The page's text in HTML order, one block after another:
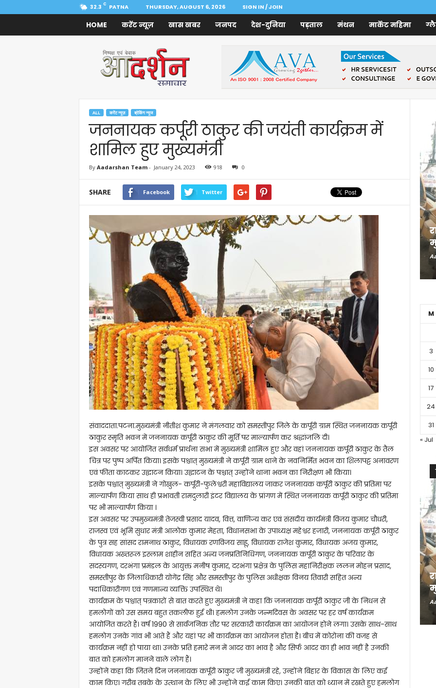
32.3 C PATNA THURSDAY, AUGUST 6, 2026 SIGN IN / JOIN
HOME करेंट न्यूज़ खास खबर जनपद देश-दुनिया पड़ताल मंथन मार्केट महिमा
Samachar
ALL करेंट न्यूज़ ब्रेकिंग न्यूज
जननायक कर्पूरी ठाकुर की जयंती कार्यक्रम में
शामिल हुए मुख्यमंत्री
By Aadarshan Team- January 24, 2023 918 0
SHARE Facebook Twitter
संवाददाता.पटना.मुख्यमंत्री नीतीश कुमार ने मंगलवार को समस्तीपुर जिले के कर्पूरी ग्राम स्थित जननायक कर्पूरी
ठाकुर स्मृति भवन में जननायक कर्पूरी ठाकुर की मूर्ति पर माल्यार्पण कर श्रद्धांजलि दी।
इस अवसर पर आयोजित सर्वधर्म प्रार्थना सभा में मुख्यमंत्री शामिल हुए और वहां जननायक कर्पूरी ठाकुर के तैल
चित्र पर पुष्प अर्पित किया। इसके पश्चात् मुख्यमंत्री ने कर्पूरी ग्राम थाने के नवनिर्मित भवन का शिलापट्ट अनावरण
एवं फीता काटकर उद्घाटन किया। उद्घाटन के पश्चात् उन्होंने थाना भवन का निरीक्षण भी किया।
इसके पश्चात् मुख्यमंत्री ने गोखुल- कर्पूरी-फुलेश्वरी महाविद्यालय जाकर जननायक कर्पूरी ठाकुर की प्रतिमा पर
माल्यार्पण किया साथ ही प्रभावती रामदुलारी इंटर विद्यालय के प्रांगण में स्थित जननायक कर्पूरी ठाकुर की प्रतिमा
पर भी माल्यार्पण किया ।
इस अवसर पर उपमुख्यमंत्री तेजस्वी प्रसाद यादव, वित्त, वाणिज्य कर एवं संसदीय कार्यमंत्री विजय कुमार चौधरी,
राजस्व एवं भूमि सुधार मंत्री आलोक कुमार मेहता, विधानसभा के उपाध्यक्ष महेश्वर हजारी, जननायक कर्पूरी ठाकुर
के पुत्र सह सांसद रामनाथ ठाकुर, विधायक रणविजय साहू, विधायक राजेश कुमार, विधायक अजय कुमार,
विधायक अख्तरूल इस्लाम शाहीन सहित अन्य जनप्रतिनिधिगण, जननायक कर्पूरी ठाकुर के परिवार के
सदस्यगण, दरभंगा प्रमंडल के आयुक्त मनीष कुमार, दरभंगा प्रक्षेत्र के पुलिस महानिरीक्षक ललन मोहन प्रसाद,
समस्तीपुर के जिलाधिकारी योगेंद्र सिंह और समस्तीपुर के पुलिस अधीक्षक विनय तिवारी सहित अन्य
पदाधिकारीगण एवं गणमान्य व्यक्ति उपस्थित थे।
कार्यक्रम के पश्चात् पत्रकारों से बात करते हुए मुख्यमंत्री ने कहा कि जननायक कर्पूरी ठाकुर जी के निधन से
हमलोगों को उस समय बहुत तकलीफ हुई थी। हमलोग उनके जन्मदिवस के अवसर पर हर वर्ष कार्यक्रम
आयोजित करते हैं। वर्ष 1990 से सार्वजनिक तौर पर सरकारी कार्यक्रम का आयोजन होने लगा। उसके साथ-साथ
हमलोग उनके गांव भी आते हैं और यहां पर भी कार्यक्रम का आयोजन होता है। बीच में कोरोना की वजह से
कार्यक्रम नहीं हो पाया था। उनके प्रति हमारे मन में आदर का भाव है और सिर्फ आदर का ही भाव नहीं है उनकी
बात को हमलोग मानने वाले लोग हैं।
उन्होंने कहा कि जितने दिन जननायक कर्पूरी ठाकुर जी मुख्यमंत्री रहे, उन्होंने बिहार के विकास के लिए कई
काम किए। गरीब तबके के उत्थान के लिए भी उन्होंने कई काम किए। उनकी बात को ध्यान में रखते हुए हमलोग
M
3
10
17
24
31
« Jul